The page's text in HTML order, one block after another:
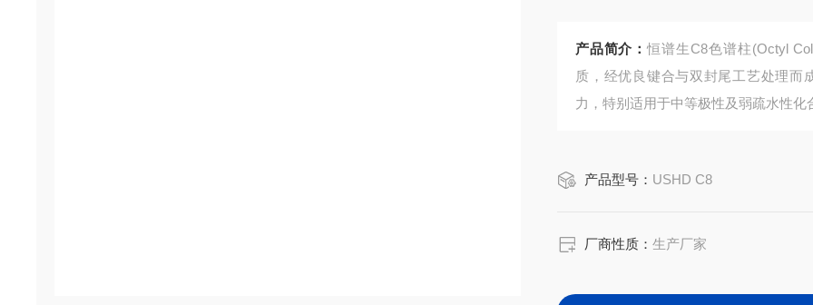
产品简介：恒谱生C8色谱柱(Octyl
质，经优良键合与双封尾工艺处理而
力，特别适用于中等极性及弱疏水性化
化工分析中的重要选择。
产品型号： USHD C8
厂商性质：生产厂家